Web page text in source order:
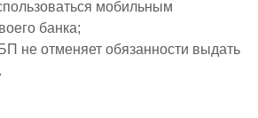
мобильным
банка;
не отменяет обязанности выдать